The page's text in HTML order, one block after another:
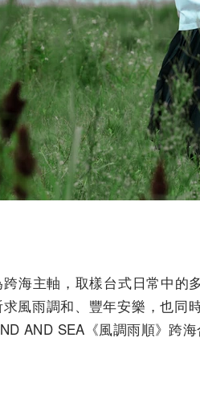
海主軸，取樣台式日常中
風雨調和、豐年安樂，也
AND SEA《風調雨順》跨